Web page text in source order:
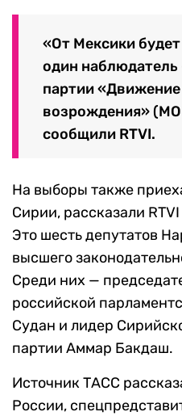
«От Мексики
один наблюдатель
партии
возрождения»
сообщили RTVI.
На выборы также
Сирии, рассказали
Это шесть депутатов
высшего
Среди них —
российской
Судан и лидер
партии Аммар Бакдаш.
Источник ТАСС
России,